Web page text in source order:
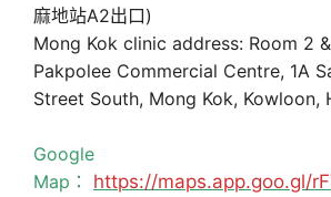
麻地站A2出口)
Mong Kok clinic address: Room 2 &
Pakpolee Commercial Centre, 1A
Street South, Mong Kok, Kowloon,
Google
Map： https://maps.app.goo.gl/